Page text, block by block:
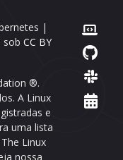
|
sob CC BY
®.
A Linux
e
uma lista
Linux
nossa